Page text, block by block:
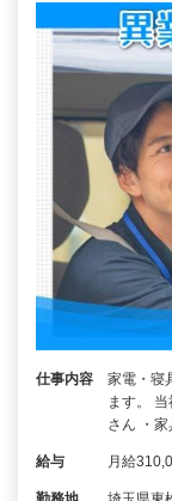
仕事内容
家電・寝
ます。
さん ・
給与 月給